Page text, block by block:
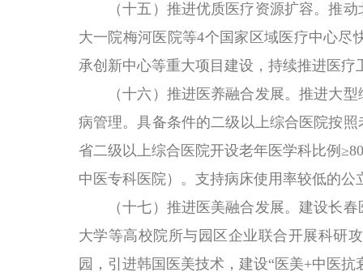
（十五）推进优质医疗资源扩容。推动
大一院梅河医院等4个国家区域医疗中心
承创新中心等重大项目建设，持续推进医
（十六）推进医养融合发展。推进大型
病管理。具备条件的二级以上综合医院按
省二级以上综合医院开设老年医学科比例
中医专科医院）。支持病床使用率较低的
（十七）推进医美融合发展。建设长春
大学等高校院所与园区企业联合开展科研
园，引进韩国医美技术，建设“医美+中医抗